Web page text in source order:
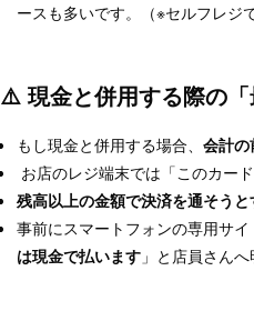
ースも多いです。（※セルフレジ
⚠️ 現金と併用する際の「
もし現金と併用する場合、 会計の
お店のレジ端末では「このカー
残高以上の金額で決済を通そうと
事前にスマートフォンの専用サ
は現金で払います 」と店員さん